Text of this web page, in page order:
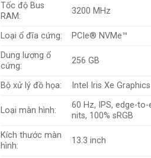
Tốc độ Bus
RAM:
3200 MHz
Loại ổ đĩa cứng:
PCIe® NVMe™
Dung lượng ổ
cứng:
256 GB
Bộ xử lý đồ họa: Intel Iris Xe Graphics
Loại màn hình:
60 Hz,
IPS, edge-
nits, 100% sRGB
Kích thước màn
hình:
13.3 inch